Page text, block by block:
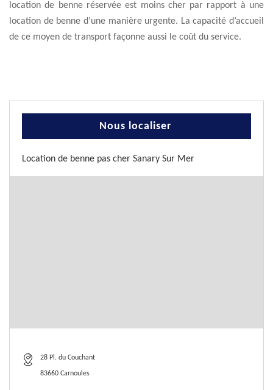
location de benne réservée est moins cher par rapport à une
location de benne d’une manière urgente. La capacité d’accueil
de ce moyen de transport façonne aussi le coût du service.
Nous localiser
Location de benne pas cher Sanary Sur Mer
28 Pl. du Couchant
83660 Carnoules